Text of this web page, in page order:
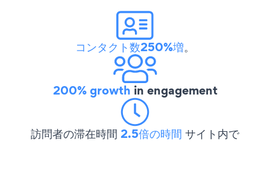
コンタクト数250%増。
200% growth in engagement
訪問者の滞在時間 2.5倍の時間 サイト内で